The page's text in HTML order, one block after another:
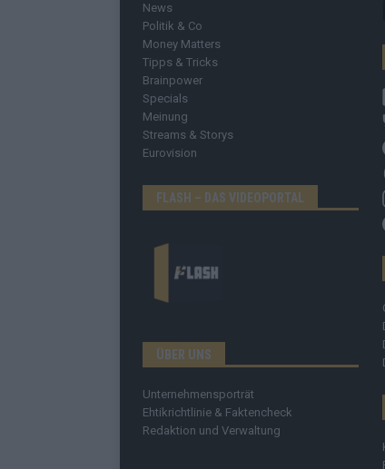
News
Politik & Co
Money Matters
Tipps & Tricks
Brainpower
Specials
Meinung
Streams & Storys
Eurovision
FLASH – DAS VIDEOPORTAL
ÜBER UNS
Unternehmensporträt
Ehtikrichtlinie & Faktencheck
Redaktion und Verwaltung